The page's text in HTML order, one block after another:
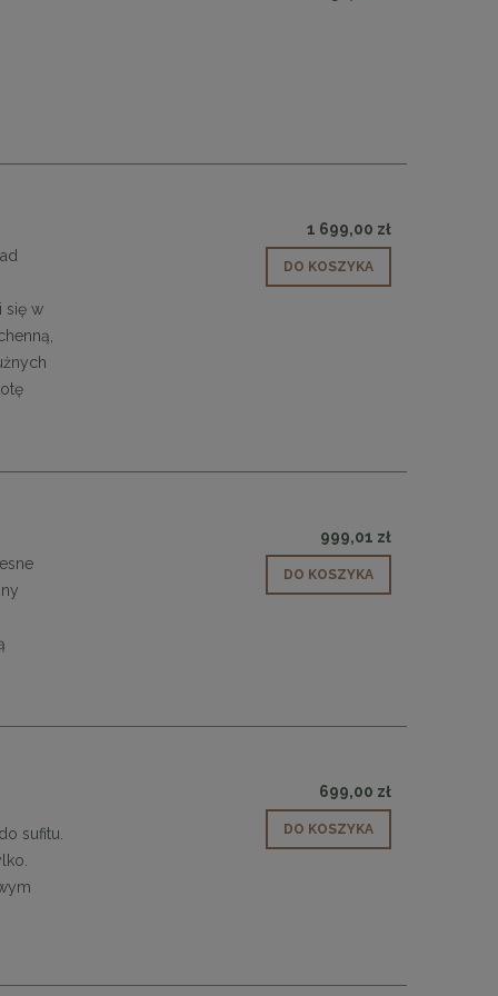
się w
1 699,00 zł
DO KOSZYKA
999,01 zł
DO KOSZYKA
sufitu.
699,00 zł
DO KOSZYKA